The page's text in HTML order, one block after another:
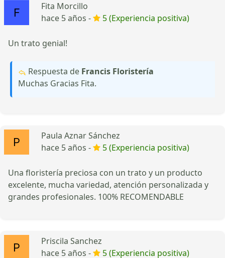
Fita Morcillo
hace 5 años -
5 (Experiencia positiva)
Un trato genial!
Respuesta de Francis Floristería
Muchas Gracias Fita.
Paula Aznar Sánchez
hace 5 años -
5 (Experiencia positiva)
Una floristería preciosa con un trato y un producto
excelente, mucha variedad, atención personalizada y
grandes profesionales. 100% RECOMENDABLE
Priscila Sanchez
hace 5 años -
5 (Experiencia positiva)